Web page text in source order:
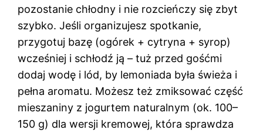
pozostanie chłodny i nie rozcieńczy się zbyt
szybko. Jeśli organizujesz spotkanie,
przygotuj bazę (ogórek + cytryna + syrop)
wcześniej i schłodź ją – tuż przed gośćmi
dodaj wodę i lód, by lemoniada była świeża i
pełna aromatu. Możesz też zmiksować część
mieszaniny z jogurtem naturalnym (ok. 100–
150 g) dla wersji kremowej, która sprawdza